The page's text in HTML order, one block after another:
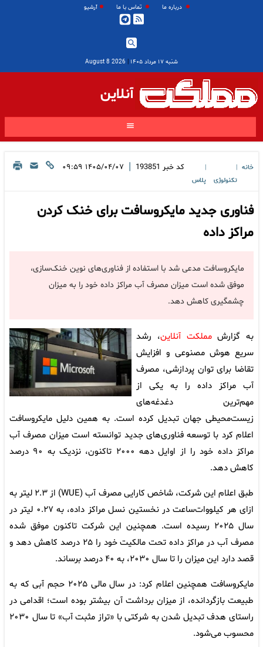
درباره ما تماس با ما آرشیو
شنبه ۱۷ مرداد ۱۴۰۵ |
2026 August 8
آنلاین
خانه
تکنولوژی پلاس
کد خبر 193851
| ۱۴۰۵/۰۴/۰۷ ۰۹:۵۹
فناوری جدید مایکروسافت برای خنک کردن
مراکز داده
مایکروسافت مدعی شد با استفاده از فناوری‌های نوین خنک‌سازی،
موفق شده است میزان مصرف آب مراکز داده خود را به میزان
چشمگیری کاهش دهد.
به گزارشمملکت آنلاین، رشد
سریع هوش مصنوعی و افزایش
تقاضا برای توان پردازشی، مصرف
آب مراکز داده را به یکی از
مهم‌ترین دغدغه‌های
زیست‌محیطی جهان تبدیل کرده است. به همین دلیل مایکروسافت
اعلام کرد با توسعه فناوری‌های جدید توانسته است میزان مصرف آب
مراکز داده خود را از اوایل دهه ۲۰۰۰ تاکنون، نزدیک به ۹۰ درصد
کاهش دهد.
طبق اعلام این شرکت، شاخص کارایی مصرف آب (WUE) از ۲.۳ لیتر به
ازای هر کیلووات‌ساعت در نخستین نسل مراکز داده، به ۰.۲۷ لیتر در
سال ۲۰۲۵ رسیده است. همچنین این شرکت تاکنون موفق شده
مصرف آب در مراکز داده تحت مالکیت خود را ۲۵ درصد کاهش دهد و
قصد دارد این میزان را تا سال ۲۰۳۰، به ۴۰ درصد برساند.
مایکروسافت همچنین اعلام کرد: در سال مالی ۲۰۲۵ حجم آبی که به
طبیعت بازگردانده، از میزان برداشت آن بیشتر بوده است؛ اقدامی در
راستای هدف تبدیل شدن به شرکتی با «تراز مثبت آب» تا سال ۲۰۳۰
محسوب می‌شود.